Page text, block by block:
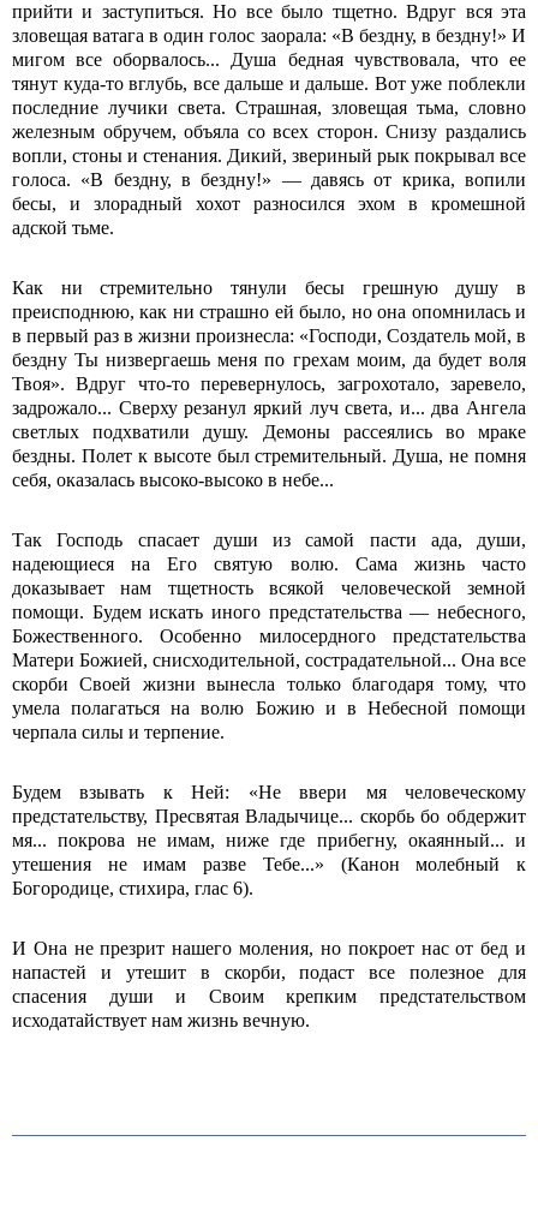
прийти и заступиться. Но все было тщетно. Вдруг вся эта
зловещая ватага в один голос заорала: «В бездну, в бездну!» И
мигом все оборвалось... Душа бедная чувствовала, что ее
тянут куда-то вглубь, все дальше и дальше. Вот уже поблекли
последние лучики света. Страшная, зловещая тьма, словно
железным обручем, объяла со всех сторон. Снизу раздались
вопли, стоны и стенания. Дикий, звериный рык покрывал все
голоса. «В бездну, в бездну!» — давясь от крика, вопили
бесы, и злорадный хохот разносился эхом в кромешной
адской тьме.
Как ни стремительно тянули бесы грешную душу в
преисподнюю, как ни страшно ей было, но она опомнилась и
в первый раз в жизни произнесла: «Господи, Создатель мой, в
бездну Ты низвергаешь меня по грехам моим, да будет воля
Твоя». Вдруг что-то перевернулось, загрохотало, заревело,
задрожало... Сверху резанул яркий луч света, и... два Ангела
светлых подхватили душу. Демоны рассеялись во мраке
бездны. Полет к высоте был стремительный. Душа, не помня
себя, оказалась высоко-высоко в небе...
Так Господь спасает души из самой пасти ада, души,
надеющиеся на Его святую волю. Сама жизнь часто
доказывает нам тщетность всякой человеческой земной
помощи. Будем искать иного предстательства — небесного,
Божественного. Особенно милосердного предстательства
Матери Божией, снисходительной, сострадательной... Она все
скорби Своей жизни вынесла только благодаря тому, что
умела полагаться на волю Божию и в Небесной помощи
черпала силы и терпение.
Будем взывать к Ней: «Не ввери мя человеческому
предстательству, Пресвятая Владычице... скорбь бо обдержит
мя... покрова не имам, ниже где прибегну, окаянный... и
утешения не имам разве Тебе...» (Канон молебный к
Богородице, стихира, глас 6).
И Она не презрит нашего моления, но покроет нас от бед и
напастей и утешит в скорби, подаст все полезное для
спасения души и Своим крепким предстательством
исходатайствует нам жизнь вечную.